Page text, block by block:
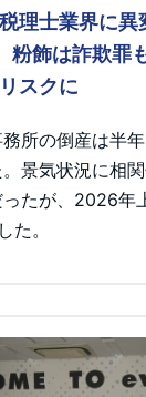
理士業界に
飾は詐欺罪
スクに
所の倒産は半
景気状況に相
たが、2026年
た。